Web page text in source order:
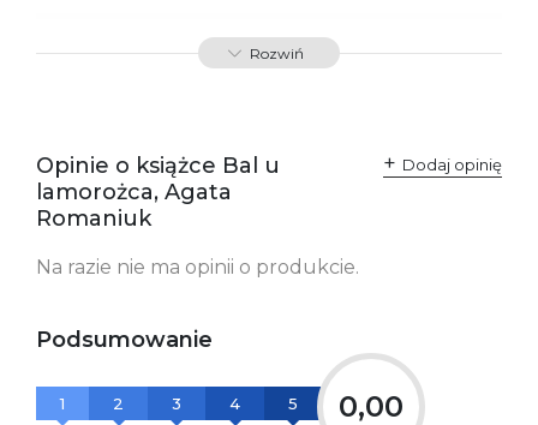
ISBN 9788367324250
odpowiedzialne za
zgodność produktu z
przepisami:
ul. Fredry 8
bezpieczeństwa:
Rozwiń
Opinie o książce Bal u
lamorożca, Agata
Romaniuk
Dodaj opinię
Na razie nie ma opinii o produkcie.
Podsumowanie
1
2
3
4
5
0,00